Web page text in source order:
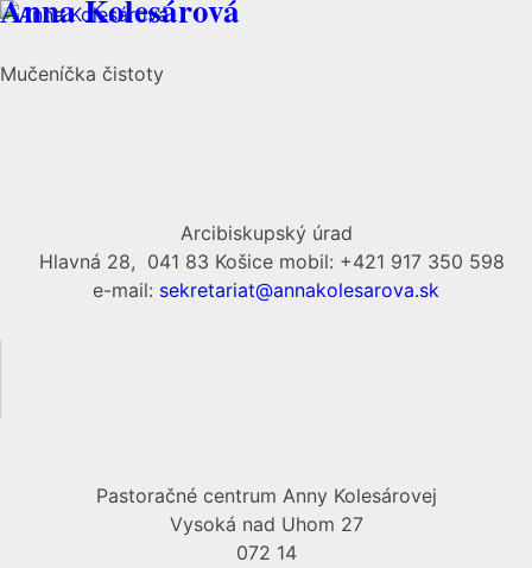
Anna Kolesárová
Mučeníčka čistoty
Arcibiskupský úrad
Hlavná 28, 041 83 Košice mobil: +421 917 350 598
e-mail: sekretariat@annakolesarova.sk
Pastoračné centrum Anny Kolesárovej
Vysoká nad Uhom 27
072 14